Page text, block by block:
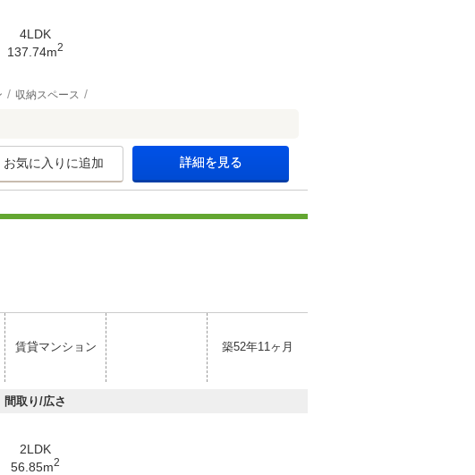
4LDK
137.74m2
収納スペース
お気に入りに追加 詳細を見る
賃貸マンション 築52年11ヶ月
間取り/広さ
2LDK
56.85m2